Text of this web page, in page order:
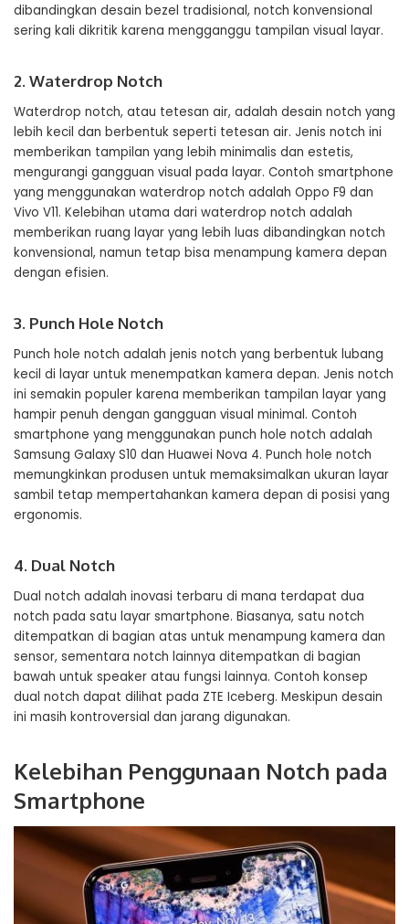
dibandingkan desain bezel tradisional, notch konvensional
sering kali dikritik karena mengganggu tampilan visual layar.
2. Waterdrop Notch
Waterdrop notch, atau tetesan air, adalah desain notch yang
lebih kecil dan berbentuk seperti tetesan air. Jenis notch ini
memberikan tampilan yang lebih minimalis dan estetis,
mengurangi gangguan visual pada layar. Contoh smartphone
yang menggunakan waterdrop notch adalah Oppo F9 dan
Vivo V11. Kelebihan utama dari waterdrop notch adalah
memberikan ruang layar yang lebih luas dibandingkan notch
konvensional, namun tetap bisa menampung kamera depan
dengan efisien.
3. Punch Hole Notch
Punch hole notch adalah jenis notch yang berbentuk lubang
kecil di layar untuk menempatkan kamera depan. Jenis notch
ini semakin populer karena memberikan tampilan layar yang
hampir penuh dengan gangguan visual minimal. Contoh
smartphone yang menggunakan punch hole notch adalah
Samsung Galaxy S10 dan Huawei Nova 4. Punch hole notch
memungkinkan produsen untuk memaksimalkan ukuran layar
sambil tetap mempertahankan kamera depan di posisi yang
ergonomis.
4. Dual Notch
Dual notch adalah inovasi terbaru di mana terdapat dua
notch pada satu layar smartphone. Biasanya, satu notch
ditempatkan di bagian atas untuk menampung kamera dan
sensor, sementara notch lainnya ditempatkan di bagian
bawah untuk speaker atau fungsi lainnya. Contoh konsep
dual notch dapat dilihat pada ZTE Iceberg. Meskipun desain
ini masih kontroversial dan jarang digunakan.
Kelebihan Penggunaan Notch pada
Smartphone